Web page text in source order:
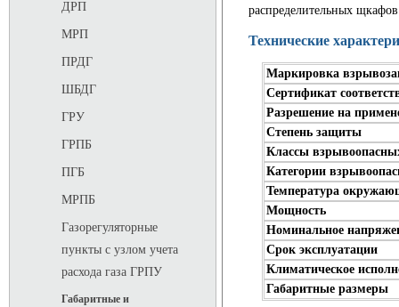
ДРП
МРП
ПРДГ
ШБДГ
ГРУ
ГРПБ
ПГБ
МРПБ
Газорегуляторные
пункты с узлом учета
расхода газа ГРПУ
Габаритные и
распределительных
Технические
Маркировка
Сертификат
Разрешение на
Степень защиты
Классы
Категории
Температура
Мощность
Номинальное
Срок эксплуатации
Климатическое
Габаритные размеры